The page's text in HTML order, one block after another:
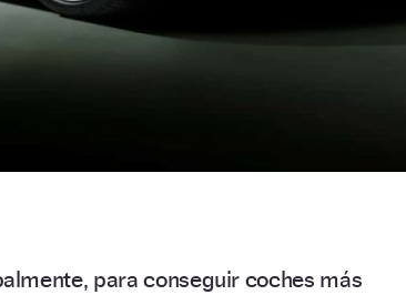
para conseguir coches más